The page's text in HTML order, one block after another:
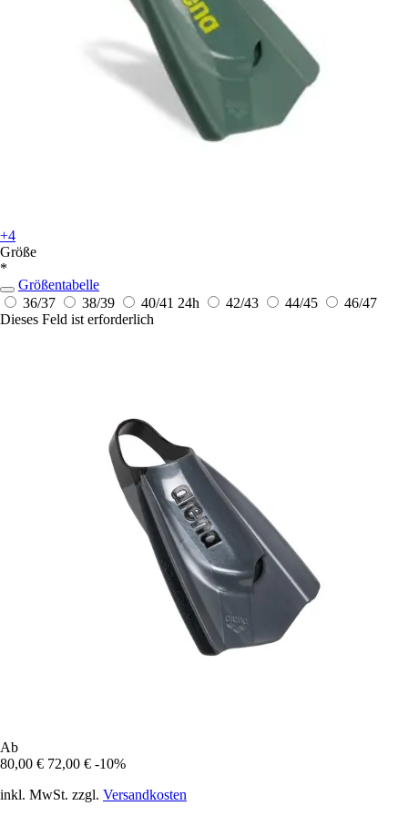
+4
Größe
*
Größentabelle
36/37
38/39 40/41 24h 42/43 44/45
46/47
Dieses Feld ist erforderlich
Ab
80,00 € 72,00 € -10%
inkl. MwSt. zzgl. Versandkosten